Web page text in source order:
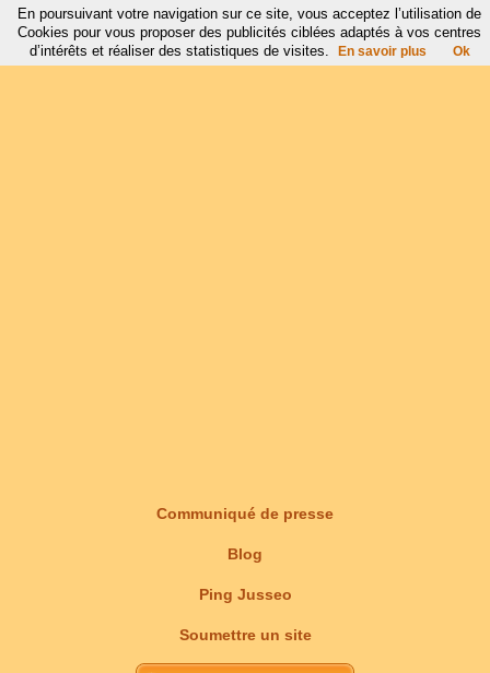
Communiqué de presse
Blog
Ping Jusseo
Soumettre un site
En poursuivant votre navigation sur ce site, vous acceptez l’utilisation de
Cookies pour vous proposer des publicités ciblées adaptés à vos centres
d’intérêts et réaliser des statistiques de visites.
En savoir plus Ok